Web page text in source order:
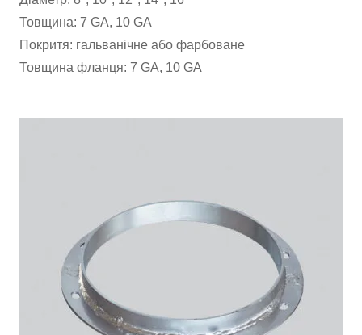
Товщина: 7 GA, 10 GA
Покритя: гальванічне або фарбоване
Товщина фланця: 7 GA, 10 GA